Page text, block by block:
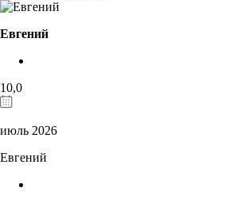
Евгений
10,0
июль 2026
Евгений